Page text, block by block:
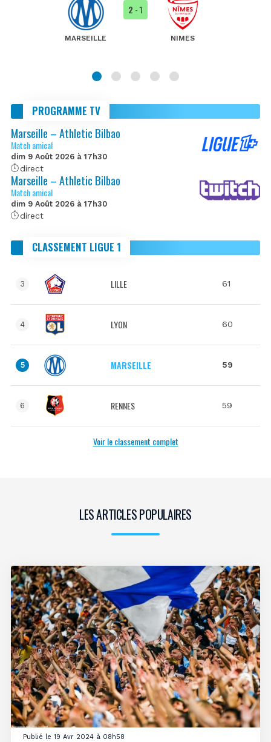
MARSEILLE
2 - 1
NIMES
PROGRAMME TV
Marseille – Athletic Bilbao
Match amical
dim 9 Août 2026 à 17h30
direct
Marseille – Athletic Bilbao
Match amical
dim 9 Août 2026 à 17h30
direct
CLASSEMENT LIGUE 1
3 LILLE 61
4 LYON 60
5 MARSEILLE 59
6 RENNES 59
Voir le classement complet
LES ARTICLES POPULAIRES
Publié le 19 Avr 2024 à 08h58